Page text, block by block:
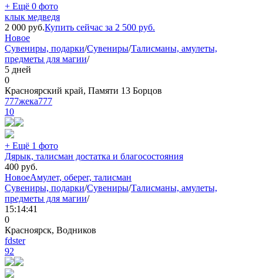
+ Ещё 0 фото
клык медведя
2 000 руб.Купить сейчас за 2 500 руб.
Новое
Сувениры, подарки/Сувениры/Талисманы, амулеты,
предметы для магии/
5 дней
0
Красноярский край, Памяти 13 Борцов
777жека777
10
+ Ещё 1 фото
Дярык, талисман достатка и благосостояния
400 руб.
НовоеАмулет, оберег, талисман
Сувениры, подарки/Сувениры/Талисманы, амулеты,
предметы для магии/
15:14:41
0
Красноярск, Водников
fdster
92